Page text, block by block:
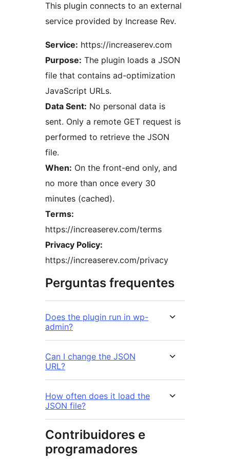
This plugin connects to an external
service provided by Increase Rev.
Service: https://increaserev.com
Purpose: The plugin loads a JSON
file that contains ad-optimization
JavaScript URLs.
Data Sent: No personal data is
sent. Only a remote GET request is
performed to retrieve the JSON
file.
When: On the front-end only, and
no more than once every 30
minutes (cached).
Terms:
https://increaserev.com/terms
Privacy Policy:
https://increaserev.com/privacy
Perguntas frequentes
Does the plugin run in wp-
admin?
Can I change the JSON
URL?
How often does it load the
JSON file?
Contribuidores e
programadores